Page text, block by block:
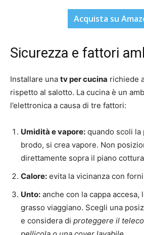
Acquista su
Sicurezza e fattori
Installare una tv per cucina richiede
rispetto al salotto. La cucina è un
l’elettronica a causa di tre fattori:
Umidità e vapore: quando scoli la
brodo, si crea vapore. Non
direttamente sopra il piano
Calore: evita la vicinanza con
Unto: anche con la cappa
grasso viaggiano. Scegli una
e considera di proteggere il